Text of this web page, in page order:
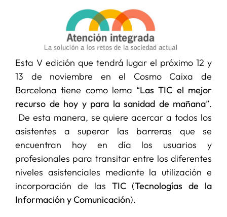
Esta V edición que tendrá lugar el próximo 12 y
13 de noviembre en el Cosmo Caixa de
Barcelona tiene como lema “Las TIC el mejor
recurso de hoy y para la sanidad de mañana”.
De esta manera, se quiere acercar a todos los
asistentes a superar las barreras que se
encuentran hoy en día los usuarios y
profesionales para transitar entre los diferentes
niveles asistenciales mediante la utilización e
incorporación de las TIC(Tecnologías de la
Información y Comunicación).